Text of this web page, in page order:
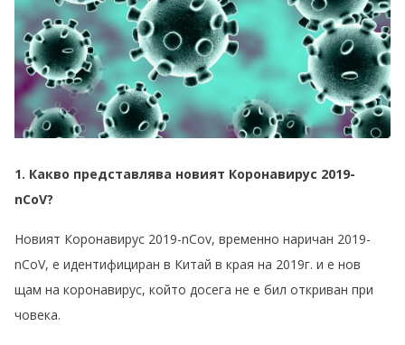
1. Какво представлява новият Коронавирус 2019-
nCoV?
Новият Коронавирус 2019-nCov, временно наричан 2019-
nCoV, е идентифициран в Китай в края на 2019г. и е нов
щам на коронавирус, който досега не е бил откриван при
човека.